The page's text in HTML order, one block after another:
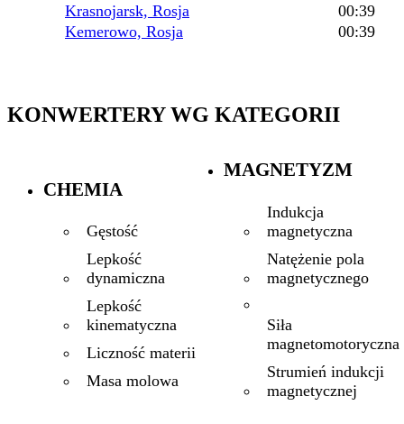
Krasnojarsk, Rosja
00:39
Kemerowo, Rosja
00:39
KONWERTERY WG KATEGORII
CHEMIA
Gęstość
Lepkość
dynamiczna
Lepkość
kinematyczna
Liczność materii
Masa molowa
MAGNETYZM
Indukcja
magnetyczna
Natężenie pola
magnetycznego
Siła
magnetomotoryczna
Strumień indukcji
magnetycznej